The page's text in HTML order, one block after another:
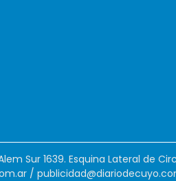
Sur 1639. Esquina Lateral de
/